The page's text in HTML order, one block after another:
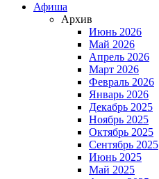
Афиша
Архив
Июнь 2026
Май 2026
Апрель 2026
Март 2026
Февраль 2026
Январь 2026
Декабрь 2025
Ноябрь 2025
Октябрь 2025
Сентябрь 2025
Июнь 2025
Май 2025